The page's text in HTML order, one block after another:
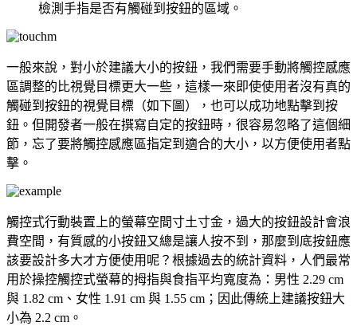
檢測手指是否有觸碰到按鈕的區域。
一般來說，對小於建議大小的按鈕，我們需要手動將觸控感應
區調整的比視覺目標更大一些，這樣一來即使使用者沒有真的
觸碰到按鈕的視覺目標（如下圖），也可以成功地點擊到按
鈕。但開發者一般在撰寫自定的按鈕時，很容易忽略了這個細
節，忘了要將觸控感應區指定到適合的大小，以方便使用者點
擊。
觸控式行動裝置上的螢幕空間寸土寸金，過大的按鈕設計會浪
費空間，有質感的小按鈕又總是讓人按不到，那麼到底按鈕應
該要設計多大才方便使用呢？根據過去的統計資料，人們最常
用於操控觸控式螢幕的拇指與食指平均寬度為：男性 2.29 cm
與 1.82 cm、女性 1.91 cm 與 1.55 cm；因此傳統上建議按鈕大
小為 2.2 cm。